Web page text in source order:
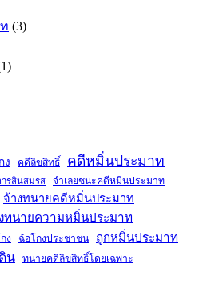
(3)
ง คดีลิขสิทธิ์ คดีหมิ่นประมาท
รสินสมรส จำเลยชนะคดีหมิ่นประมาท
จ้างทนายคดีหมิ่นประมาท
ทนายความหมิ่นประมาท
ง ฉ้อโกงประชาชน ถูกหมิ่นประมาท
น ทนายคดีลิขสิทธิ์โดยเฉพาะ